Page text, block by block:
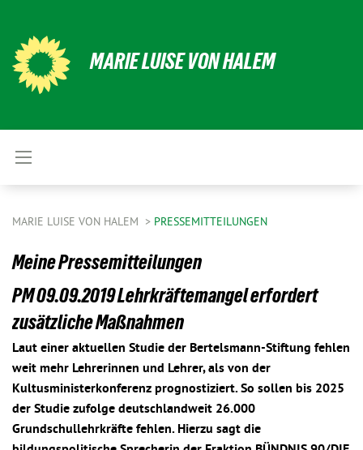
MARIE LUISE VON HALEM
MARIE LUISE VON HALEM PRESSEMITTEILUNGEN
Meine Pressemitteilungen
PM 09.09.2019 Lehrkräftemangel erfordert
zusätzliche Maßnahmen
Laut einer aktuellen Studie der Bertelsmann-Stiftung fehlen
weit mehr Lehrerinnen und Lehrer, als von der
Kultusministerkonferenz prognostiziert. So sollen bis 2025
der Studie zufolge deutschlandweit 26.000
Grundschullehrkräfte fehlen. Hierzu sagt die